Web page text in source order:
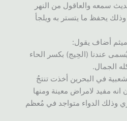
سمعه والعاقول من النهر
يحفظ ما يتستر به ويلجأ
ميثم أضاف يقول:
عندنا (الحِيج) بكسر الحاء
الجمال.
في البحرين أخذت تنتجُ
انه مفيد لامراض معينة ومنها
وذلك الدواء متواجد في مُعظم